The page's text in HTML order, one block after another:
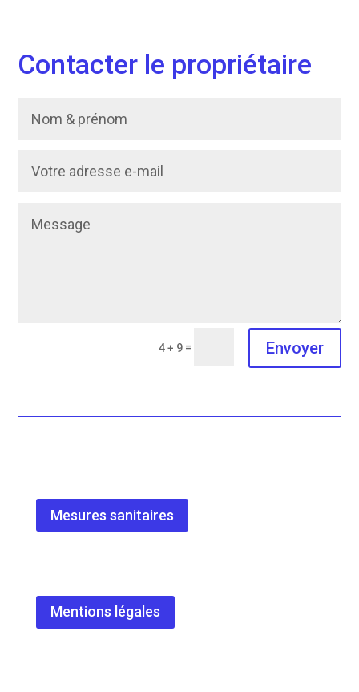
Contacter le propriétaire
4 + 9= Envoyer
Mesures sanitaires
Mentions légales